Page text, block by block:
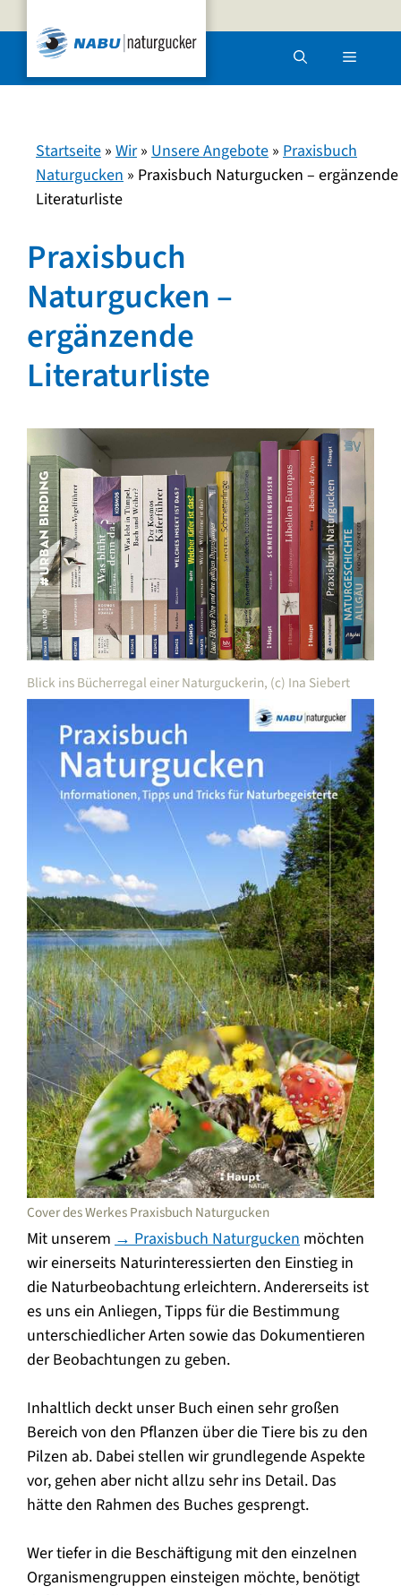
Inhalt
springen
Menü
Startseite » Wir» Unsere Angebote » Praxisbuch
Naturgucken » Praxisbuch Naturgucken – ergänzende
Literaturliste
Praxisbuch
Naturgucken –
ergänzende
Literaturliste
Blick ins Bücherregal einer Naturguckerin, (c) Ina Siebert
Cover des Werkes Praxisbuch Naturgucken
Mit unserem → Praxisbuch Naturgucken möchten
wir einerseits Naturinteressierten den Einstieg in
die Naturbeobachtung erleichtern. Andererseits ist
es uns ein Anliegen, Tipps für die Bestimmung
unterschiedlicher Arten sowie das Dokumentieren
der Beobachtungen zu geben.
Inhaltlich deckt unser Buch einen sehr großen
Bereich von den Pflanzen über die Tiere bis zu den
Pilzen ab. Dabei stellen wir grundlegende Aspekte
vor, gehen aber nicht allzu sehr ins Detail. Das
hätte den Rahmen des Buches gesprengt.
Wer tiefer in die Beschäftigung mit den einzelnen
Organismengruppen einsteigen möchte, benötigt